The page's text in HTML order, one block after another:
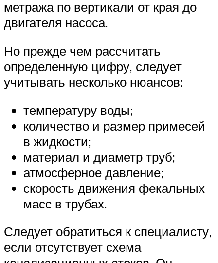
метража по вертикали от края до
двигателя насоса.
Но прежде чем рассчитать
определенную цифру, следует
учитывать несколько нюансов:
температуру воды;
количество и размер примесей
в жидкости;
материал и диаметр труб;
атмосферное давление;
скорость движения фекальных
масс в трубах.
Следует обратиться к специалисту,
если отсутствует схема